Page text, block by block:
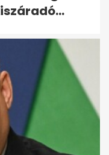
hét...